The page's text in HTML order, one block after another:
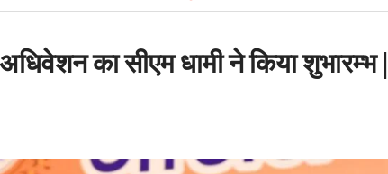
का सीएम धामी ने किया शुभारम्भ |